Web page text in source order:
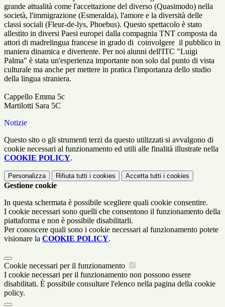
grande attualità come l'accettazione del diverso (Quasimodo) nella
società, l'immigrazione (Esmeralda), l'amore e la diversità delle
classi sociali (Fleur-de-lys, Phoebus). Questo spettacolo è stato
allestito in diversi Paesi europei dalla compagnia TNT composta da
attori di madrelingua francese in grado di coinvolgere il pubblico in
maniera dinamica e divertente. Per noi alunni dell'ITC "Luigi
Palma" è stata un'esperienza importante non solo dal punto di vista
culturale ma anche per mettere in pratica l'importanza dello studio
della lingua straniera.
Cappello Emma 5c
Martilotti Sara 5C
Notizie
Questo sito o gli strumenti terzi da questo utilizzati si avvalgono di
cookie necessari al funzionamento ed utili alle finalità illustrate nella
COOKIE POLICY.
Personalizza Rifiuta tutti i cookies Accetta tutti i cookies
Gestione cookie
In questa schermata è possibile scegliere quali cookie consentire.
I cookie necessari sono quelli che consentono il funzionamento della
piattaforma e non è possibile disabilitarli.
Per conoscere quali sono i cookie necessari al funzionamento potete
visionare la COOKIE POLICY.
Cookie necessari per il funzionamento
I cookie necessari per il funzionamento non possono essere
disabilitati. È possibile consultare l'elenco nella pagina della cookie
policy.